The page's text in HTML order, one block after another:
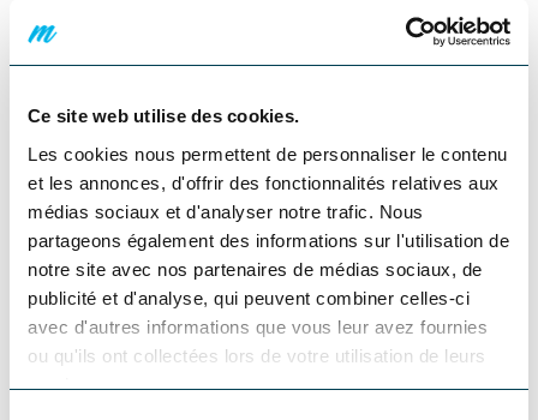
Ce site web utilise des cookies.
Les cookies nous permettent de personnaliser le contenu
et les annonces, d'offrir des fonctionnalités relatives aux
médias sociaux et d'analyser notre trafic. Nous
partageons également des informations sur l'utilisation de
notre site avec nos partenaires de médias sociaux, de
publicité et d'analyse, qui peuvent combiner celles-ci
avec d'autres informations que vous leur avez fournies
ou qu'ils ont collectées lors de votre utilisation de leurs
services.
Menu des audiences
Cartes et brochures
Menu complémentaire
Nous joindre
Infolettre
Français
English
Accueil